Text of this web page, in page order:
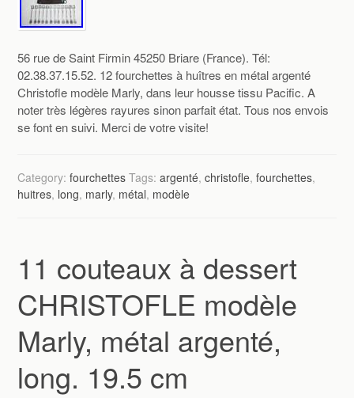
56 rue de Saint Firmin 45250 Briare (France). Tél:
02.38.37.15.52. 12 fourchettes à huîtres en métal argenté
Christofle modèle Marly, dans leur housse tissu Pacific. A
noter très légères rayures sinon parfait état. Tous nos envois
se font en suivi. Merci de votre visite!
Category:fourchettes Tags:argenté,christofle,fourchettes,
huitres, long, marly, métal, modèle
11 couteaux à dessert
CHRISTOFLE modèle
Marly, métal argenté,
long. 19.5 cm